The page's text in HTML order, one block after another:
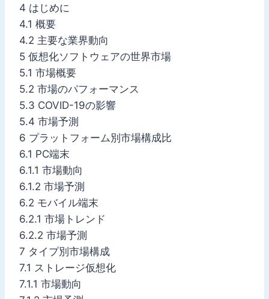
4 はじめに
4.1 概要
4.2 主要な業界動向
5 仮想化ソフトウェアの世界市場
5.1 市場概要
5.2 市場のパフォーマンス
5.3 COVID-19の影響
5.4 市場予測
6 プラットフォーム別市場構成比
6.1 PC端末
6.1.1 市場動向
6.1.2 市場予測
6.2 モバイル端末
6.2.1 市場トレンド
6.2.2 市場予測
7 タイプ別市場構成
7.1 ストレージ仮想化
7.1.1 市場動向